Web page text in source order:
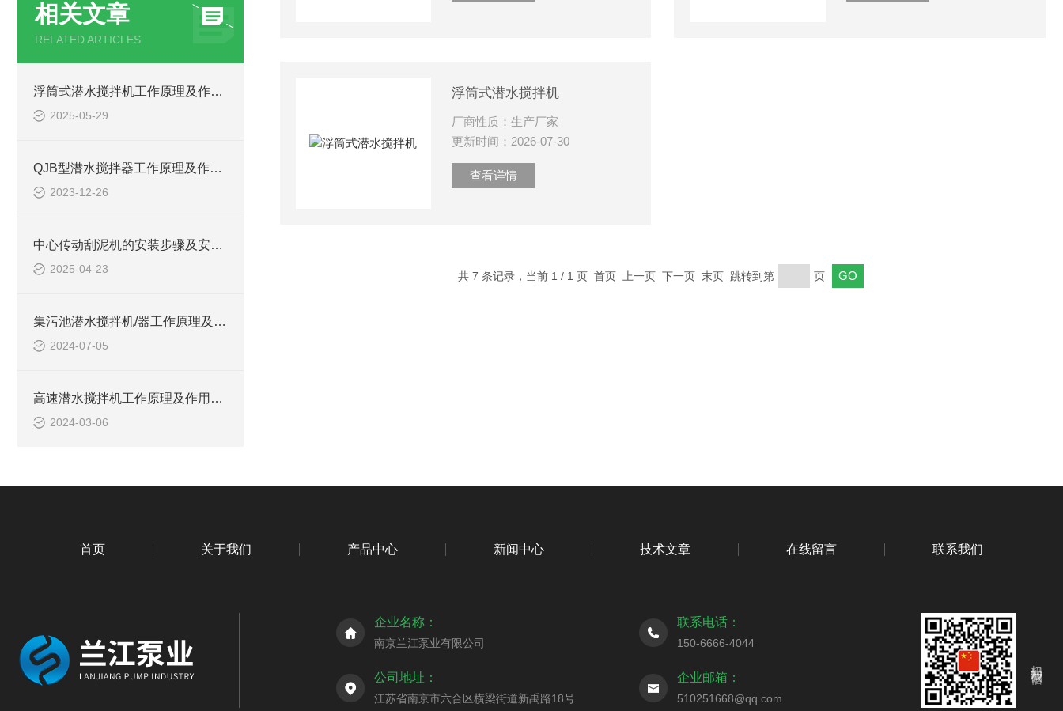
相关文章
RELATED ARTICLES
浮筒式潜水搅拌机工作原理及作用特点、安装图、CAD结构图
2025-05-29
QJB型潜水搅拌器工作原理及作用、安装系统CAD结构图
2023-12-26
中心传动刮泥机的安装步骤及安装注意事项
2025-04-23
集污池潜水搅拌机/器工作原理及作用特点、安装图、CAD结构图
2024-07-05
高速潜水搅拌机工作原理及作用特点、安装结构图
2024-03-06
浮筒式潜水搅拌机
厂商性质：生产厂家
更新时间：2026-07-30
查看详情
共 7 条记录，当前 1 / 1 页 首页 上一页 下一页 末页 跳转到第 页
首页 关于我们 产品中心 新闻中心 技术文章 在线留言 联系我们
企业名称：
南京兰江泵业有限公司
联系电话：
150-6666-4044
公司地址：
江苏省南京市六合区横梁街道新禹路18号
企业邮箱：
510251668@qq.com